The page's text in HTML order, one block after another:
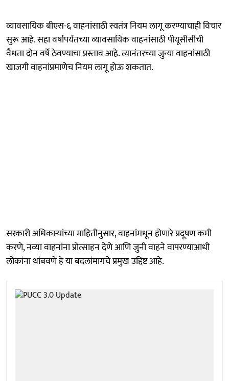
व्यावसायिक बीएस-६ वाहनांसाठी स्वतंत्र नियम लागू करण्याचाही विचार
सुरू आहे. सहा वर्षांपर्यंतच्या व्यावसायिक वाहनांसाठी पीयूसीसीची
वैधता दोन वर्षे ठेवण्याचा प्रस्ताव आहे. त्यानंतरच्या जुन्या वाहनांसाठी
खाजगी वाहनांप्रमाणेच नियम लागू होऊ शकतात.
सरकारी अधिकाऱ्यांच्या माहितीनुसार, वाहनांमधून होणारे प्रदूषण कमी
करणे, नव्या वाहनांना प्रोत्साहन देणे आणि जुनी वाहने वापरण्याआधी
लोकांना थांबवणे हे या बदलांमागचे प्रमुख उद्दिष्ट आहे.